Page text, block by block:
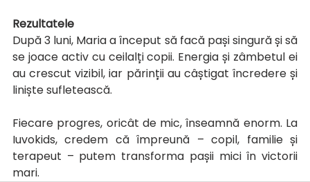
Rezultatele
După 3 luni, Maria a început să facă pași singură și să
se joace activ cu ceilalți copii. Energia și zâmbetul ei
au crescut vizibil, iar părinții au câștigat încredere și
liniște sufletească.
Fiecare progres, oricât de mic, înseamnă enorm. La
Iuvokids, credem că împreună – copil, familie și
terapeut – putem transforma pașii mici în victorii
mari.